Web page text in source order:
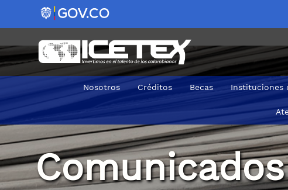
Nosotros Créditos Becas Instituciones
Comunicados